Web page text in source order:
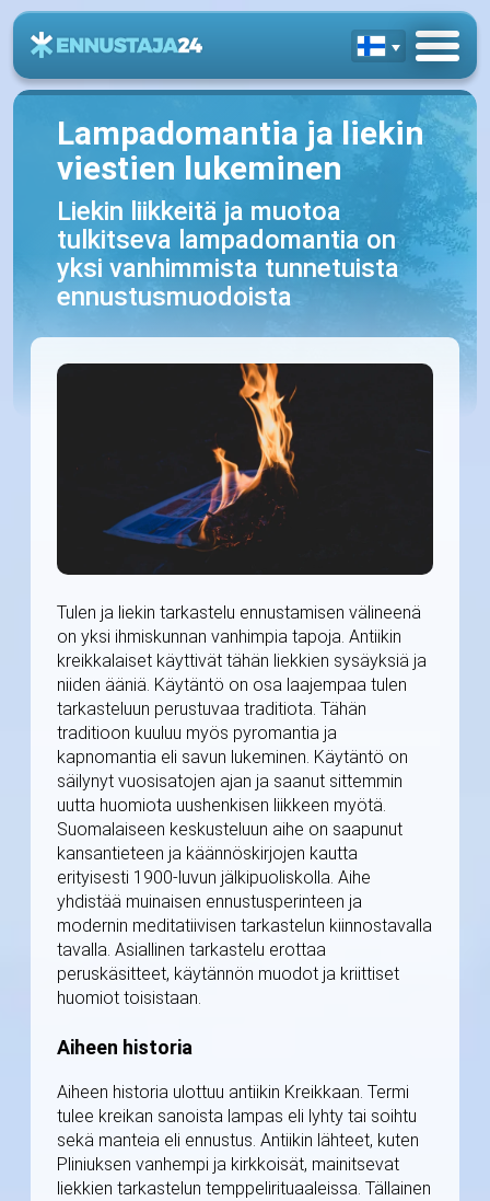
Lampadomantia ja liekin
viestien lukeminen
Liekin liikkeitä ja muotoa
tulkitseva lampadomantia on
yksi vanhimmista tunnetuista
ennustusmuodoista
Tulen ja liekin tarkastelu ennustamisen välineenä
on yksi ihmiskunnan vanhimpia tapoja. Antiikin
kreikkalaiset käyttivät tähän liekkien sysäyksiä ja
niiden ääniä. Käytäntö on osa laajempaa tulen
tarkasteluun perustuvaa traditiota. Tähän
traditioon kuuluu myös pyromantia ja
kapnomantia eli savun lukeminen. Käytäntö on
säilynyt vuosisatojen ajan ja saanut sittemmin
uutta huomiota uushenkisen liikkeen myötä.
Suomalaiseen keskusteluun aihe on saapunut
kansantieteen ja käännöskirjojen kautta
erityisesti 1900-luvun jälkipuoliskolla. Aihe
yhdistää muinaisen ennustusperinteen ja
modernin meditatiivisen tarkastelun kiinnostavalla
tavalla. Asiallinen tarkastelu erottaa
peruskäsitteet, käytännön muodot ja kriittiset
huomiot toisistaan.
Aiheen historia
Aiheen historia ulottuu antiikin Kreikkaan. Termi
tulee kreikan sanoista lampas eli lyhty tai soihtu
sekä manteia eli ennustus. Antiikin lähteet, kuten
Pliniuksen vanhempi ja kirkkoisät, mainitsevat
liekkien tarkastelun temppelirituaaleissa. Tällainen